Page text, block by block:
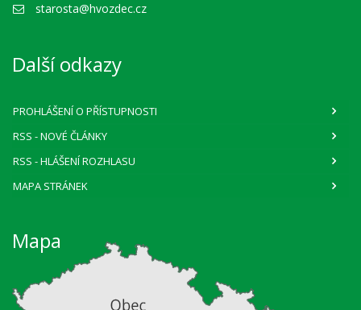
starosta@hvozdec.cz
Další odkazy
PROHLÁŠENÍ O PŘÍSTUPNOSTI
RSS - NOVÉ ČLÁNKY
RSS - HLÁŠENÍ ROZHLASU
MAPA STRÁNEK
Mapa